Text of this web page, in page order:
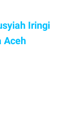
Iringi
Aceh